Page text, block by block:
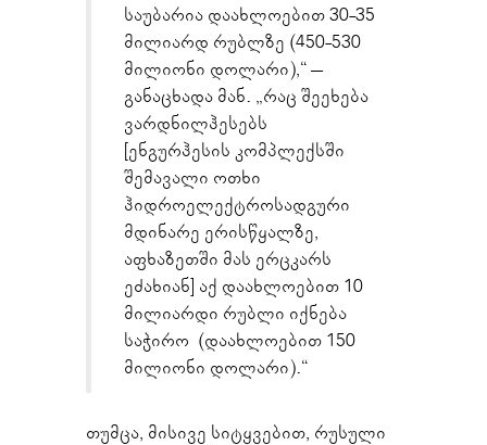
საუბარია დაახლოებით 30-35
მილიარდ რუბლზე (450-530
მილიონი დოლარი),“ –
განაცხადა მან. „რაც შეეხება
ვარდნილჰესებს
[ენგურჰესის კომპლექსში
შემავალი ოთხი
ჰიდროელექტროსადგური
მდინარე ერისწყალზე,
აფხაზეთში მას ერცკარს
ეძახიან] აქ დაახლოებით 10
მილიარდი რუბლი იქნება
საჭირო (დაახლოებით 150
მილიონი დოლარი).“
თუმცა, მისივე სიტყვებით, რუსული